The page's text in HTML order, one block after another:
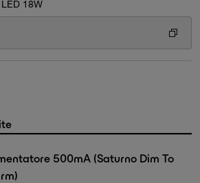
18W
500mA (Saturno Dim To